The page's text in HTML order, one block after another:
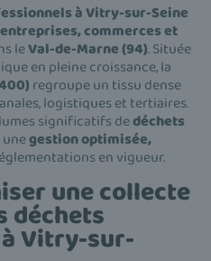
à Vitry-sur-Seine
entreprises, commerces et
leVal-de-Marne (94). Située
en pleine croissance, la
regroupe un tissu dense
logistiques et tertiaires.
significatifs dedéchets
gestion optimisée,
en vigueur.
une collecte
déchets
Vitry-sur-